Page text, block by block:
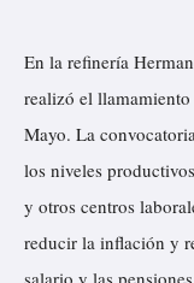
En la refinería
realizó el
Mayo. La
los niveles
y otros centros
reducir la inflación y
salario y las